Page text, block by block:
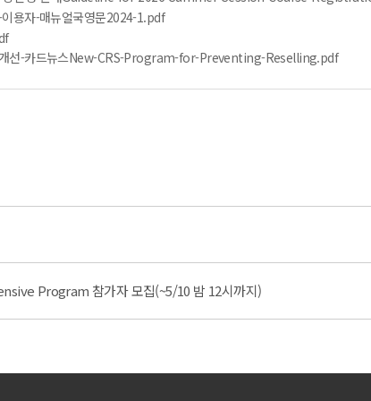
용자-매뉴얼국영문2024-1.pdf
개선-카드뉴스New-CRS-Program-for-Preventing-Reselling.pdf
Program 참가자 모집(~5/10 밤 12시까지)